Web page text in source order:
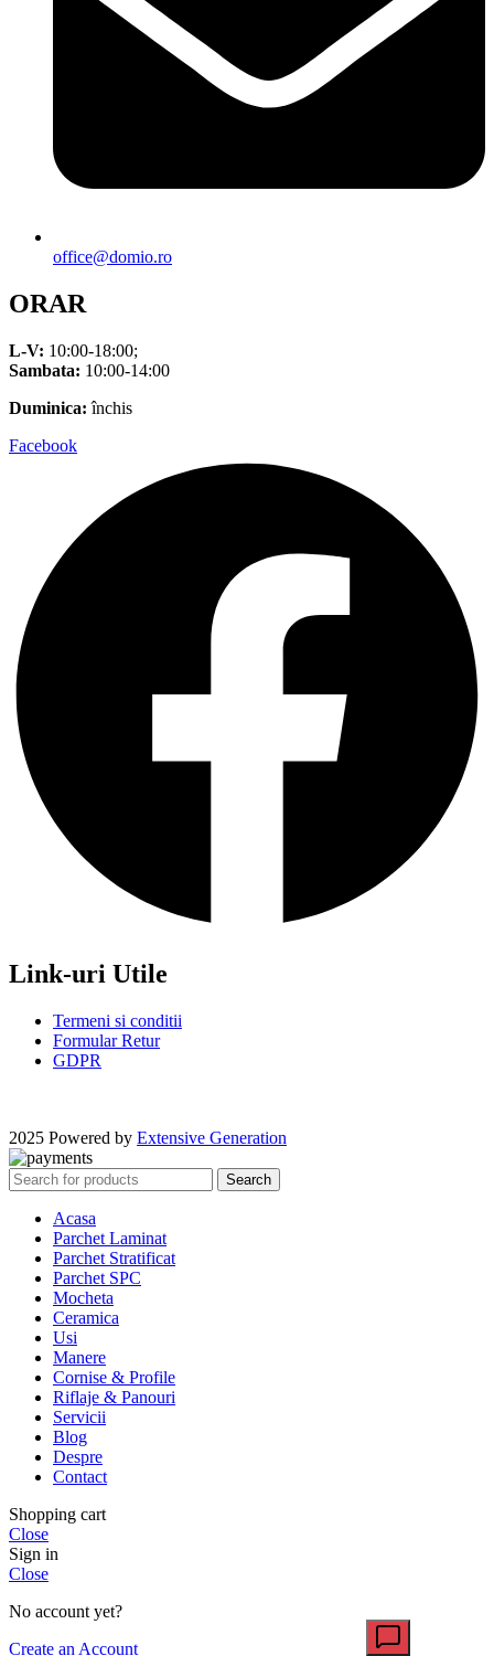
office@domio.ro
ORAR
L-V: 10:00-18:00;
Sambata: 10:00-14:00
Duminica: închis
Facebook
Link-uri Utile
Termeni si conditii
Formular Retur
GDPR
2025 Powered by Extensive Generation
Search
Acasa
Parchet Laminat
Parchet Stratificat
Parchet SPC
Mocheta
Ceramica
Usi
Manere
Cornise & Profile
Riflaje & Panouri
Servicii
Blog
Despre
Contact
Shopping cart
Close
Sign in
Close
No account yet?
Create an Account